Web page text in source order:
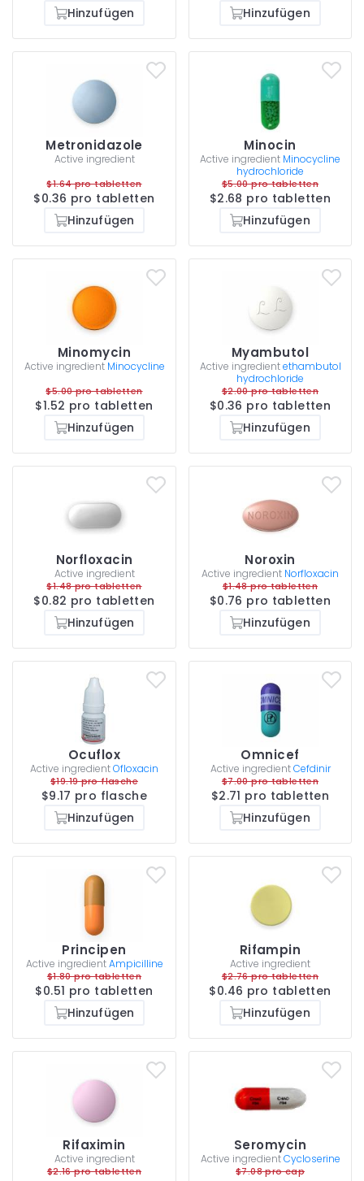
Hinzufügen
Hinzufügen
Metronidazole
Active ingredient
$1.64 pro tabletten
$0.36 pro tabletten
Hinzufügen
Minocin
Active ingredient Minocycline
hydrochloride
$5.00 pro tabletten
$2.68 pro tabletten
Hinzufügen
Minomycin
Active ingredient Minocycline
$5.00 pro tabletten
$1.52 pro tabletten
Hinzufügen
Myambutol
Active ingredient ethambutol
hydrochloride
$2.00 pro tabletten
$0.36 pro tabletten
Hinzufügen
Norfloxacin
Active ingredient
$1.48 pro tabletten
$0.82 pro tabletten
Hinzufügen
Noroxin
Active ingredient Norfloxacin
$1.48 pro tabletten
$0.76 pro tabletten
Hinzufügen
Ocuflox
Active ingredientOfloxacin
$19.19 pro flasche
$9.17 pro flasche
Hinzufügen
Omnicef
Active ingredient Cefdinir
$7.00 pro tabletten
$2.71 pro tabletten
Hinzufügen
Principen
Active ingredient Ampicilline
$1.80 pro tabletten
$0.51 pro tabletten
Hinzufügen
Rifampin
Active ingredient
$2.76 pro tabletten
$0.46 pro tabletten
Hinzufügen
Rifaximin
Active ingredient
$2.16 pro tabletten
Seromycin
Active ingredient Cycloserine
$7.08 pro cap